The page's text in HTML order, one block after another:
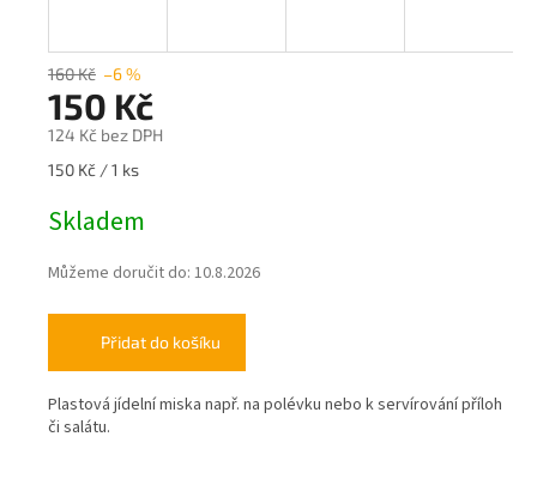
160 Kč –6 %
150 Kč
124 Kč bez DPH
Měrná
150 Kč / 1 ks
Skladem
Můžeme doručit do: 10.8.2026
Přidat do košíku
Plastová jídelní miska např. na polévku nebo k servírování příloh
či salátu.